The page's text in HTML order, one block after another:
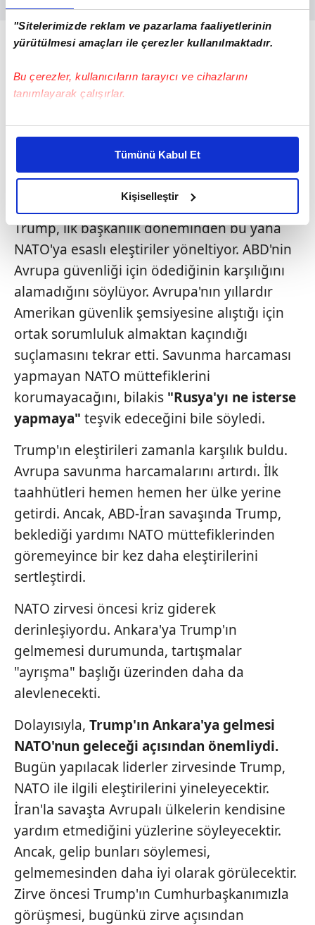
"Sitelerimizde reklam ve pazarlama faaliyetlerinin
yürütülmesi amaçları ile çerezler kullanılmaktadır.
Bu çerezler, kullanıcıların tarayıcı ve cihazlarını
tanımlayarak çalışırlar.
Bu çerezlere izin vermeniz halinde sizlere özel
daha iyi reklam deneyimi yaşatabiliriz. Bunu yaparken
amacımızın size daha iyi bir reklam deneyimi sunmak
olduğunu ve sizlere en iyi içerikleri sunabilmek adına
elimizden gelen çabayı gösterdiğimizi ve bu noktada,
reklamların maliyetlerimizi karşılamak noktasında tek gelir
kalemimiz olduğunu sizlere hatırlatmak isteriz.
Her halükârda, kullanıcılar, bu çerezlere izin vermedikleri
takdirde, kullanıcılara hedefli reklamlar
gösterilmeyecektir."
Sizlere daha iyi bir hizmet sunabilmek için İnternet
Sitemizde kendimize ve üçüncü kişilere ait çerezler
kullanılmaktadır. Bu çerezler vasıtasıyla çeşitli kişisel
verileriniz işlenmekte olup gerekli olan çerezler bilgi
toplumu hizmetlerinin sunulması amacıyla
kullanılmaktadır. Diğer çerezler, sitemizin daha işlevsel
kılınması ve kişiselleştirilmesi ve sizlere yönelik
reklam/pazarlama faaliyetlerinin yapılması, amaçlarıyla
sınırlı olarak açık rızanız dahilinde kullanılacaktır.
Çerezlere ilişkin tercihlerinizi aşağıda yer alan panel
vasıtasıyla belirleyebilirsiniz. Çerezlere ilişkin detaylı bilgi
için Ayarlar butonuna tıklayabilir,
Çerez Bilgilendirme
Metnimizi ziyaret edebilirsiniz.
6698 sayılı Kişisel Verilerin Korunması Kanunu uyarınca
hazırlanmış Aydınlatma Metnimizi okumak ve sitemizde
ilgili mevzuata uygun olarak kullanılan çerezlerle ilgili bilgi
almak için lütfen tıklayınız.
Tümünü Kabul Et
Kişiselleştir
Trump, ilk başkanlık döneminden bu yana
NATO'ya esaslı eleştiriler yöneltiyor. ABD'nin
Avrupa güvenliği için ödediğinin karşılığını
alamadığını söylüyor. Avrupa'nın yıllardır
Amerikan güvenlik şemsiyesine alıştığı için
ortak sorumluluk almaktan kaçındığı
suçlamasını tekrar etti. Savunma harcaması
yapmayan NATO müttefiklerini
korumayacağını, bilakis "Rusya'yı ne isterse
yapmaya" teşvik edeceğini bile söyledi.
Trump'ın eleştirileri zamanla karşılık buldu.
Avrupa savunma harcamalarını artırdı. İlk
taahhütleri hemen hemen her ülke yerine
getirdi. Ancak, ABD-İran savaşında Trump,
beklediği yardımı NATO müttefiklerinden
göremeyince bir kez daha eleştirilerini
sertleştirdi.
NATO zirvesi öncesi kriz giderek
derinleşiyordu. Ankara'ya Trump'ın
gelmemesi durumunda, tartışmalar
"ayrışma" başlığı üzerinden daha da
alevlenecekti.
Dolayısıyla, Trump'ın Ankara'ya gelmesi
NATO'nun geleceği açısından önemliydi.
Bugün yapılacak liderler zirvesinde Trump,
NATO ile ilgili eleştirilerini yineleyecektir.
İran'la savaşta Avrupalı ülkelerin kendisine
yardım etmediğini yüzlerine söyleyecektir.
Ancak, gelip bunları söylemesi,
gelmemesinden daha iyi olarak görülecektir.
Zirve öncesi Trump'ın Cumhurbaşkanımızla
görüşmesi, bugünkü zirve açısından